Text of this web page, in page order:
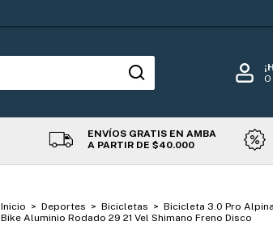
ENVÍOS GRATIS EN AMBA
A PARTIR DE $40.000
Inicio > Deportes > Bicicletas > Bicicleta 3.0 Pro
Bike Aluminio Rodado 29 21 Vel Shimano Freno Disco